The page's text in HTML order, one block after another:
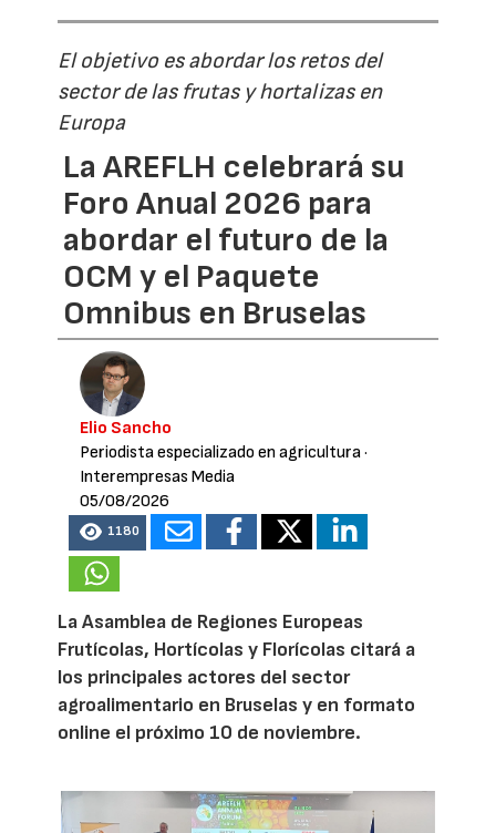
El objetivo es abordar los retos del
sector de las frutas y hortalizas en
Europa
La AREFLH celebrará su
Foro Anual 2026 para
abordar el futuro de la
OCM y el Paquete
Omnibus en Bruselas
Elio Sancho
Periodista especializado en agricultura·
Interempresas Media
05/08/2026
1180
La Asamblea de Regiones Europeas
Frutícolas, Hortícolas y Florícolas citará a
los principales actores del sector
agroalimentario en Bruselas y en formato
online el próximo 10 de noviembre.